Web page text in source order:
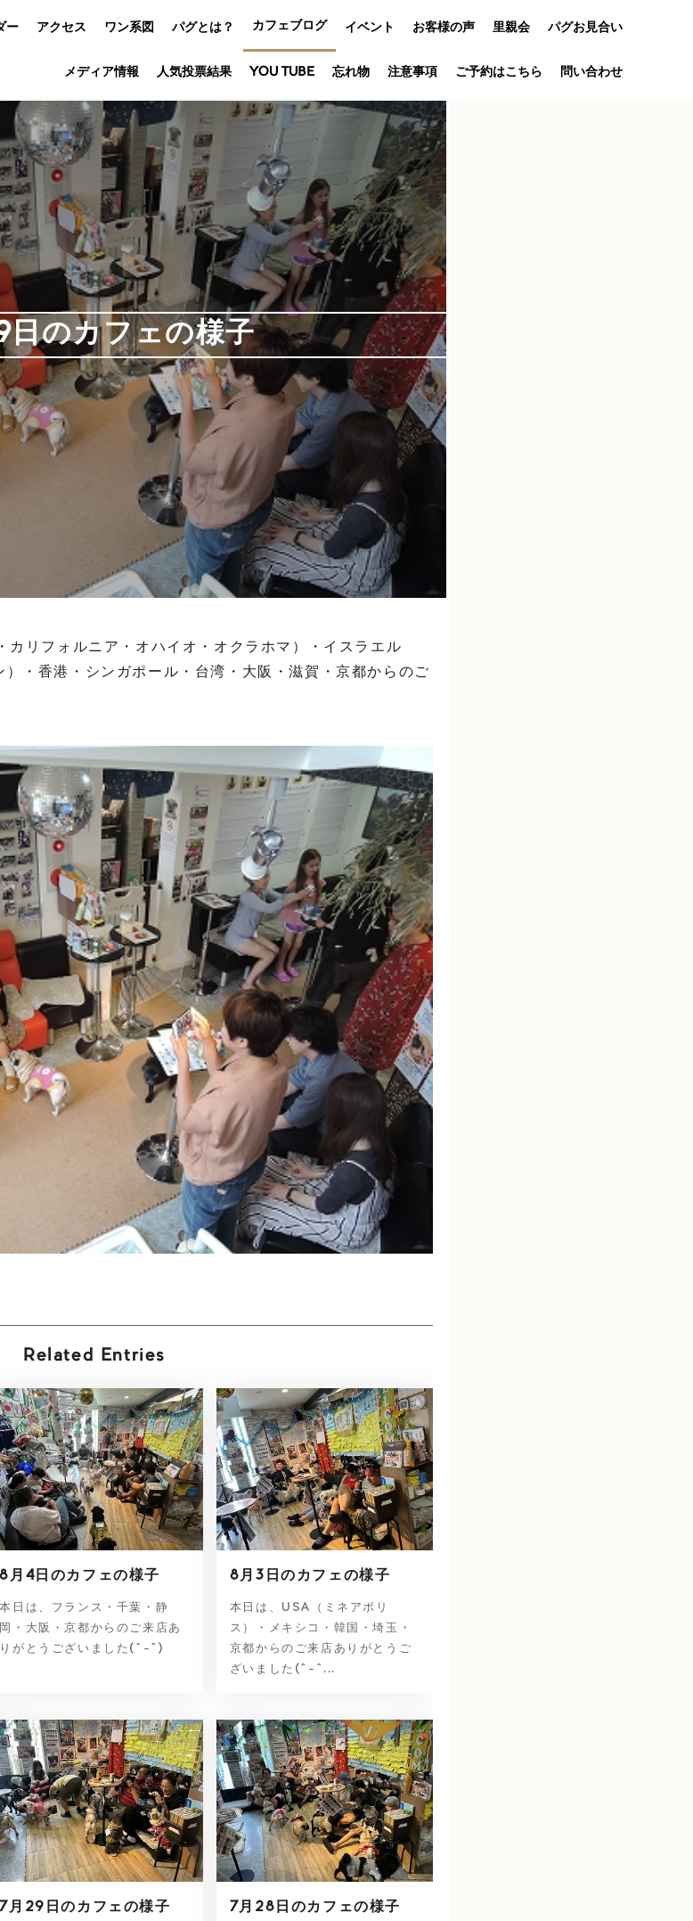
ー アクセス ワン系図 パグとは？ カフェブログ イベント
オフ会
アニバーサリ
お客様の声 里親会 パグお見合い
メディア情報 人気投票結果 YOU TUBE 忘れ物 注意事項 ご予約はこちら 問い合わせ
日のカフェの様子
リフォルニア・オハイオ・オクラホマ）・イスラエル
）・香港・シンガポール・台湾・大阪・滋賀・京都からのご
Related Entries
8月4日のカフェの様子
本日は、フランス・千葉・静
岡・大阪・京都からのご来店あ
りがとうございました(^-^)
8月3日のカフェの様子
本日は、USA（ミネアポリ
ス）・メキシコ・韓国・埼玉・
京都からのご来店ありがとうご
ざいました(^-^...
7月29日のカフェの様子 7月28日のカフェの様子